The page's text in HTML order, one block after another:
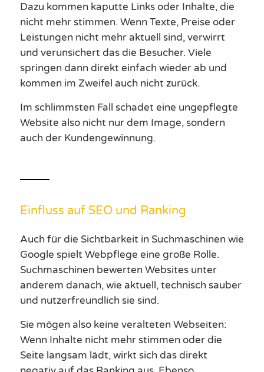
Dazu kommen kaputte Links oder Inhalte, die
nicht mehr stimmen. Wenn Texte, Preise oder
Leistungen nicht mehr aktuell sind, verwirrt
und verunsichert das die Besucher. Viele
springen dann direkt einfach wieder ab und
kommen im Zweifel auch nicht zurück.
Im schlimmsten Fall schadet eine ungepflegte
Website also nicht nur dem Image, sondern
auch der Kundengewinnung.
Einfluss auf SEO und Ranking
Auch für die Sichtbarkeit in Suchmaschinen wie
Google spielt Webpflege eine große Rolle.
Suchmaschinen bewerten Websites unter
anderem danach, wie aktuell, technisch sauber
und nutzerfreundlich sie sind.
Sie mögen also keine veralteten Webseiten:
Wenn Inhalte nicht mehr stimmen oder die
Seite langsam lädt, wirkt sich das direkt